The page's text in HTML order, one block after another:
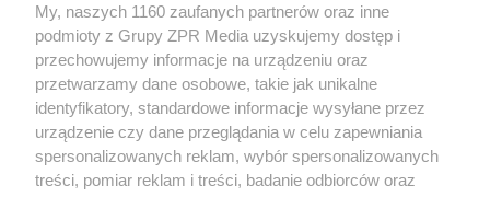
Żaden utwór zamieszczony w serwisie nie może być powielany i
rozpowszechniany lub dalej rozpowszechniany w jakikolwiek sposób
(w tym także elektroniczny lub mechaniczny) na jakimkolwiek polu
eksploatacji w jakiejkolwiek formie, włącznie z umieszczaniem w
Internecie bez pisemnej zgody właściciela praw. Jakiekolwiek użycie
lub wykorzystanie utworów w całości lub w części z naruszeniem
prawa, tzn. bez właściwej zgody, jest zabronione pod groźbą kary i
może być ścigane prawnie.
My, naszych 1160 zaufanych partnerów oraz inne
podmioty z Grupy ZPR Media uzyskujemy dostęp i
przechowujemy informacje na urządzeniu oraz
przetwarzamy dane osobowe, takie jak unikalne
identyfikatory, standardowe informacje wysyłane przez
urządzenie czy dane przeglądania w celu zapewniania
spersonalizowanych reklam, wybór spersonalizowanych
treści, pomiar reklam i treści, badanie odbiorców oraz